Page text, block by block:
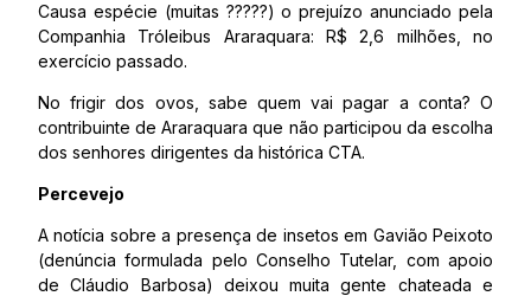
Causa espécie (muitas ?????) o prejuízo anunciado pela
Companhia Tróleibus Araraquara: R$ 2,6 milhões, no
exercício passado.
No frigir dos ovos, sabe quem vai pagar a conta? O
contribuinte de Araraquara que não participou da escolha
dos senhores dirigentes da histórica CTA.
Percevejo
A notícia sobre a presença de insetos em Gavião Peixoto
(denúncia formulada pelo Conselho Tutelar, com apoio
de Cláudio Barbosa) deixou muita gente chateada e